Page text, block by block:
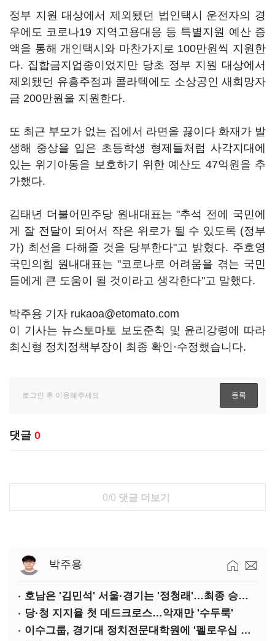
정부 지원 대상에서 제외됐던 법인택시 운전자의 경
우에도 코로나19 지역고용대응 등 특별지원 예산 증
액을 통해 개인택시와 마찬가지로 100만원씩 지원한
다. 집합금지업종이었지만 당초 정부 지원 대상에서
제외됐던 유흥주점과 콜라텍에도 소상공인 새희망자
금 200만원을 지원한다.
또 최근 부모가 없는 집에서 라면을 끓이다 화재가 발
생해 중상을 입은 초등학생 형제들처럼 사각지대에
있는 위기아동을 보호하기 위한 예산도 47억원을 추
가했다.
김태년 더불어민주당 원내대표는 "추석 전에 국민에
게 잘 전달이 되어서 작은 위로가 될 수 있도록 (정부
가) 최선을 다해줄 것을 당부한다"고 밝혔다. 주호영
국민의힘 원내대표는 "코로나로 어려움을 겪는 국민
들에게 큰 도움이 될 것이라고 생각한다"고 말했다.
박주용 기자 rukaoa@etomato.com
이 기사는 뉴스토마토 보도준칙 및 윤리강령에 따라
최신형 정치정책부장이 최종 확인·수정했습니다.
댓글 0
0/0 댓글 더보기
박주용
호남은 '김민석' 서울·경기는 '정청래'…최종 승자는 '안갯속'
당·청 지지율 첫 데드크로스…악재만 '수두룩'
이수그룹, 경기대 정치전문대학원에 '펠로우십 기금' 3900만원 출연